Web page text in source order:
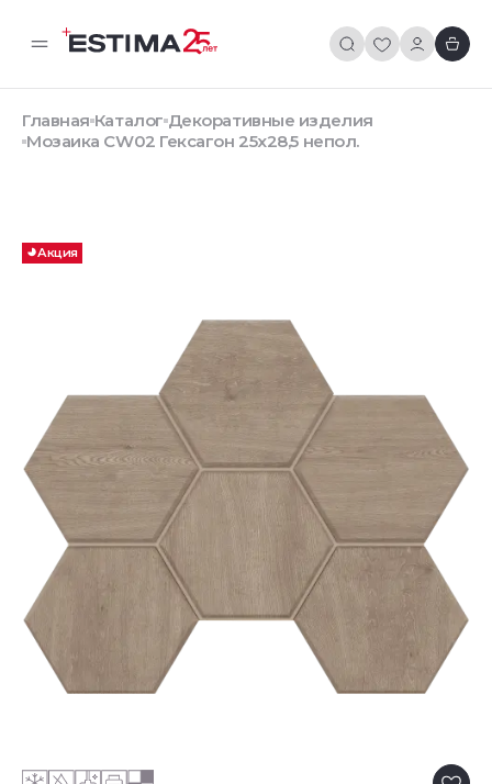
Главная Каталог Декоративные изделия
Мозаика CW02 Гексагон 25x28,5 непол.
Акция